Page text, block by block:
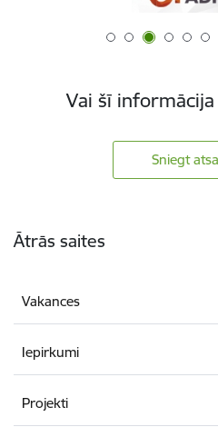
Vai šī
Sniegt
Ātrās saites
Vakances
Iepirkumi
Projekti